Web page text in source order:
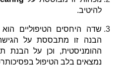
להיטיב.
שדה היחסים הטיפוליים הוא
הבנה זו מתבססת על
ההומניסטית, וכן על הבנת
נמצאים בלב הטיפול